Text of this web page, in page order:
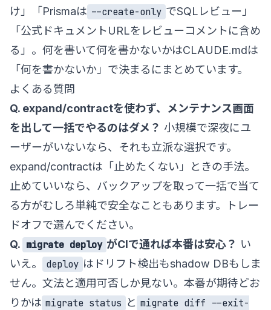
け」「Prismaは --create-only でSQLレビュー」
「公式ドキュメントURLをレビューコメントに含め
る」。何を書いて何を書かないかはCLAUDE.mdは
「何を書かないか」で決まる にまとめています。
よくある質問
Q. expand/contractを使わず、メンテナンス画面
を出して一括でやるのはダメ？ 小規模で深夜にユ
ーザーがいないなら、それも立派な選択です。
expand/contractは「止めたくない」ときの手法。
止めていいなら、バックアップを取って一括で当て
る方がむしろ単純で安全なこともあります。トレー
ドオフで選んでください。
Q. migrate deploy がCIで通れば本番は安心？ い
いえ。
deploy はドリフト検出もshadow DBもしま
せん。文法と適用可否しか見ない。本番が期待どお
りかは migrate status と migrate diff --exit-